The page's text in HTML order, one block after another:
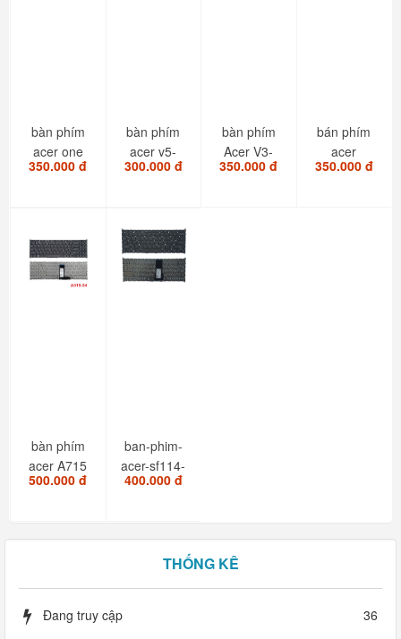
bàn phím
acer one
Z1401
350.000 đ
bàn phím
acer v5-
471 v5-431
300.000 đ
bàn phím
Acer V3-
371 V5-121
350.000 đ
bán phím
acer
TravelMate
350.000 đ
bàn phím
acer A715
-71G 72G
500.000 đ
ban-phim-
acer-sf114-
32-sf114-
400.000 đ
THỐNG KÊ
Đang truy cập
36